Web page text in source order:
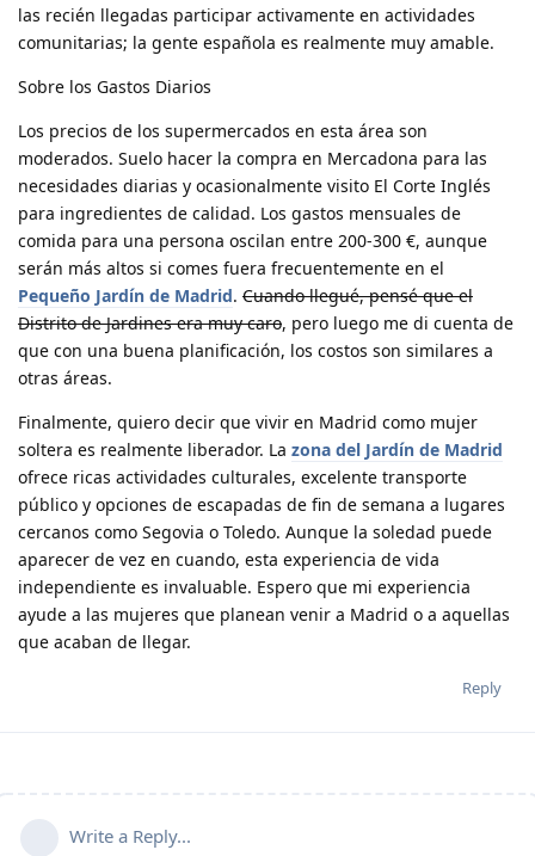
las recién llegadas participar activamente en actividades
comunitarias; la gente española es realmente muy amable.
Sobre los Gastos Diarios
Los precios de los supermercados en esta área son
moderados. Suelo hacer la compra en Mercadona para las
necesidades diarias y ocasionalmente visito El Corte Inglés
para ingredientes de calidad. Los gastos mensuales de
comida para una persona oscilan entre 200-300 €, aunque
serán más altos si comes fuera frecuentemente en el
Pequeño Jardín de Madrid. Cuando llegué, pensé que el
Distrito de Jardines era muy caro, pero luego me di cuenta de
que con una buena planificación, los costos son similares a
otras áreas.
Finalmente, quiero decir que vivir en Madrid como mujer
soltera es realmente liberador. La zona del Jardín de Madrid
ofrece ricas actividades culturales, excelente transporte
público y opciones de escapadas de fin de semana a lugares
cercanos como Segovia o Toledo. Aunque la soledad puede
aparecer de vez en cuando, esta experiencia de vida
independiente es invaluable. Espero que mi experiencia
ayude a las mujeres que planean venir a Madrid o a aquellas
que acaban de llegar.
Reply
Write a Reply...